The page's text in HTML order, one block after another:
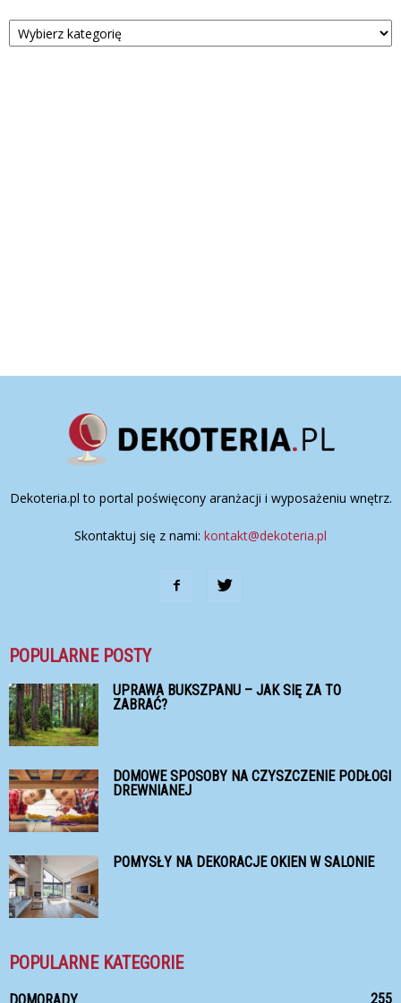
Kategorie
Dekoteria.pl to portal poświęcony aranżacji i wyposażeniu wnętrz.
Skontaktuj się z nami: kontakt@dekoteria.pl
POPULARNE POSTY
UPRAWA BUKSZPANU – JAK SIĘ ZA TO
ZABRAĆ?
DOMOWE SPOSOBY NA CZYSZCZENIE PODŁOGI
DREWNIANEJ
POMYSŁY NA DEKORACJE OKIEN W SALONIE
POPULARNE KATEGORIE
255